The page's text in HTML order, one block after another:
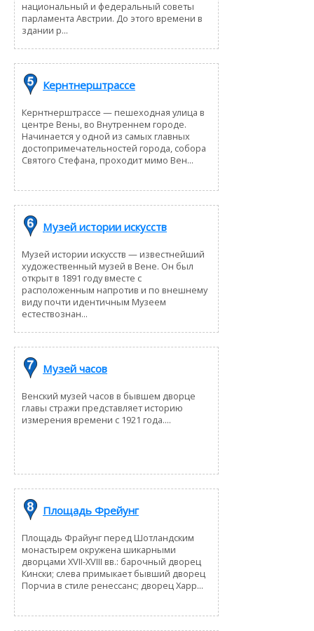
национальный и федеральный советы
парламента Австрии. До этого времени в
здании р...
Кернтнерштрассе
Кернтнерштрассе — пешеходная улица в
центре Вены, во Внутреннем городе.
Начинается у одной из самых главных
достопримечательностей города, собора
Святого Стефана, проходит мимо Вен...
Музей истории искусств
Музей истории искусств — известнейший
художественный музей в Вене. Он был
открыт в 1891 году вместе с
расположенным напротив и по внешнему
виду почти идентичным Музеем
естествознан...
Музей часов
Венский музей часов в бывшем дворце
главы стражи представляет историю
измерения времени с 1921 года....
Площадь Фрейунг
Площадь Фрайунг перед Шотландским
монастырем окружена шикарными
дворцами XVII-XVIII вв.: барочный дворец
Кински; слева примыкает бывший дворец
Порчиа в стиле ренессанс; дворец Харр...